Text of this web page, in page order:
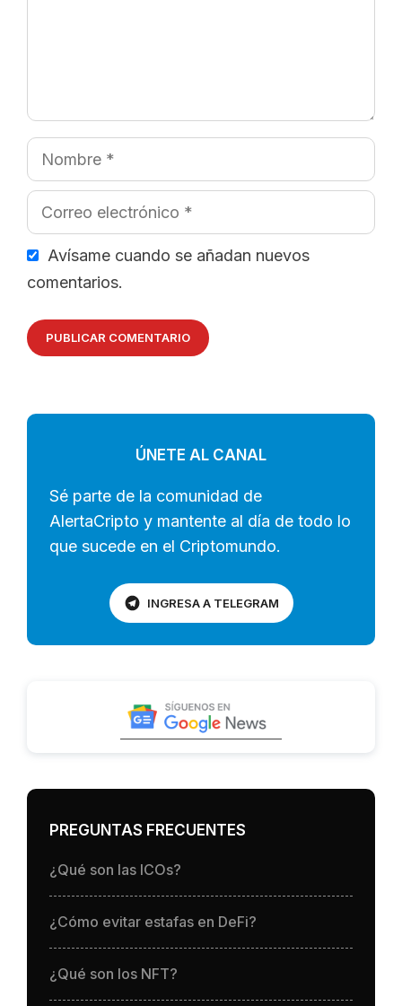
Nombre
Correo
electrónico
Avísame cuando se añadan nuevos
comentarios.
ÚNETE AL CANAL
Sé parte de la comunidad de
AlertaCripto y mantente al día de todo lo
que sucede en el Criptomundo.
INGRESA A TELEGRAM
PREGUNTAS FRECUENTES
¿Qué son las ICOs?
¿Cómo evitar estafas en DeFi?
¿Qué son los NFT?